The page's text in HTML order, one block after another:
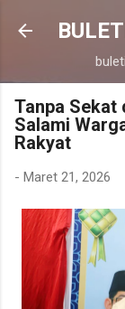
Tanpa Sekat
Salami
Rakyat
- Maret 21, 2026